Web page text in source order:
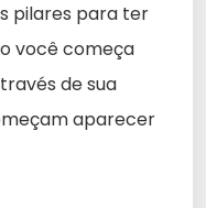
pilares para ter
você começa
de sua
aparecer